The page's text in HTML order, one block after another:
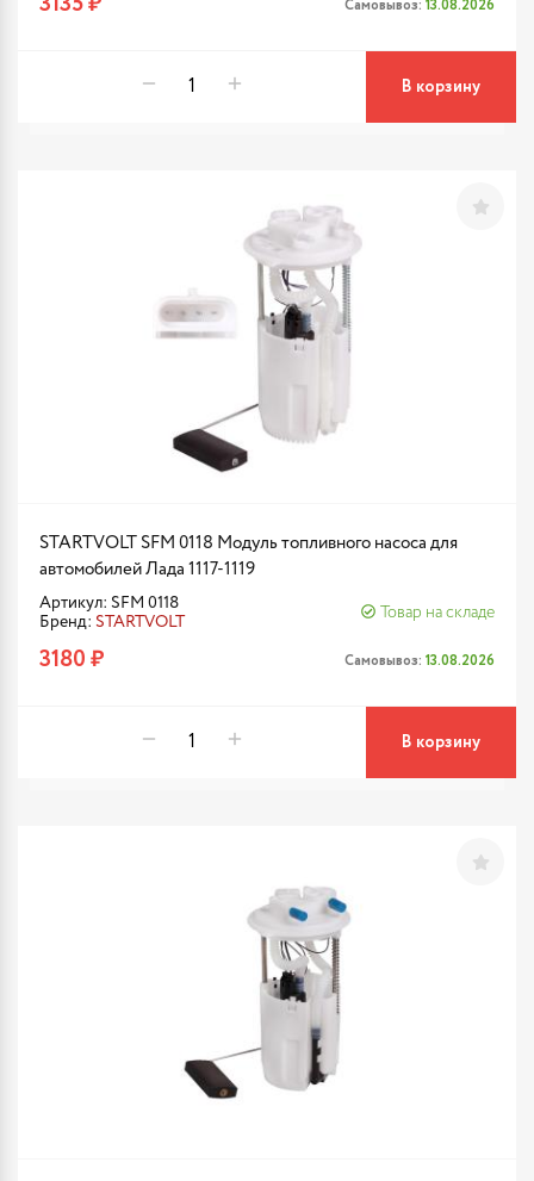
Самовывоз: 13.08.2026
В корзину
STARTVOLT SFM 0118 Модуль топливного насоса для
автомобилей Лада 1117-1119
Артикул: SFM 0118
Бренд: STARTVOLT
Товар на складе
3180 ₽ Самовывоз: 13.08.2026
В корзину